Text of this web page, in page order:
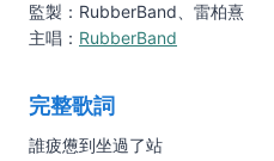
監製：RubberBand、雷柏熹
主唱： RubberBand
完整歌詞
誰疲憊到坐過了站